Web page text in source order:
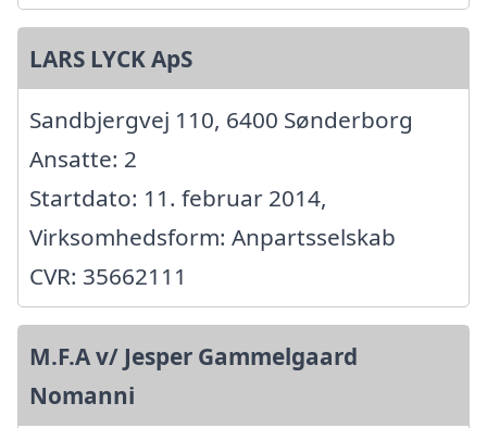
LARS LYCK ApS
Sandbjergvej 110, 6400 Sønderborg
Ansatte: 2
Startdato: 11. februar 2014,
Virksomhedsform: Anpartsselskab
CVR: 35662111
M.F.A v/ Jesper Gammelgaard
Nomanni